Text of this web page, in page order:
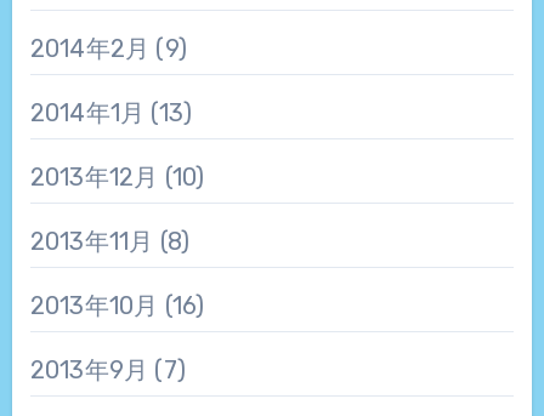
2014年2月 (9)
2014年1月 (13)
2013年12月 (10)
2013年11月 (8)
2013年10月 (16)
2013年9月 (7)